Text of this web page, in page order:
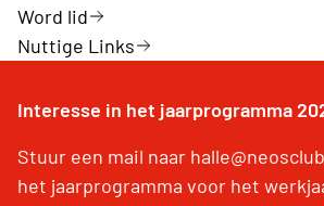
Word lid
Nuttige Links
Interesse in het jaarprogramma
Stuur een mail naar
het jaarprogramma voor het